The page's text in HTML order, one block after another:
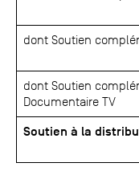
dont Soutien
dont Soutien
Documentaire TV
Soutien à la